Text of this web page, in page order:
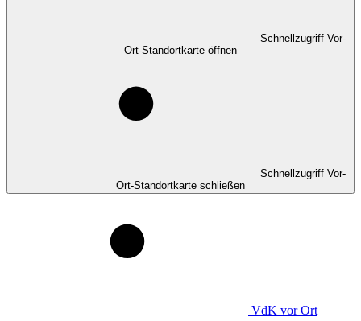
Schnellzugriff Vor-
Ort-Standortkarte öffnen
Schnellzugriff Vor-
Ort-Standortkarte schließen
VdK vor Ort